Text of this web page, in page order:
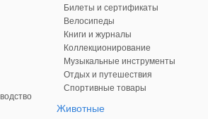
Билеты и сертификаты
Велосипеды
Книги и журналы
Коллекционирование
Музыкальные инструменты
Отдых и путешествия
Спортивные товары
Животные